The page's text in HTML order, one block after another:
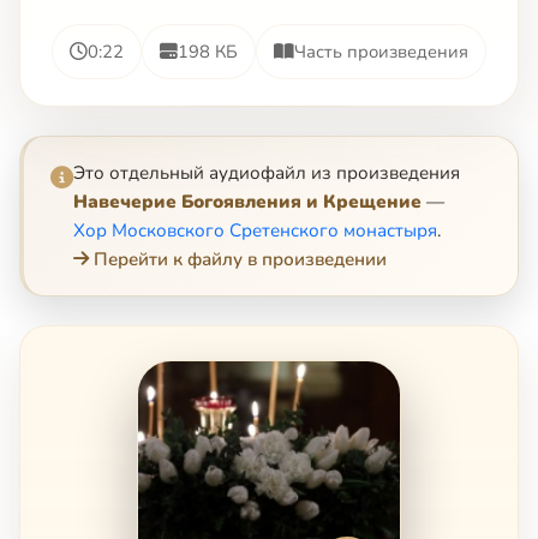
0:22 198 КБ Часть произведения
Это отдельный аудиофайл из произведения
Навечерие Богоявления и Крещение —
Хор Московского Сретенского монастыря.
Перейти к файлу в произведении